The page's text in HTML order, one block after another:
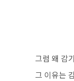
그럼 왜 감
그 이유는